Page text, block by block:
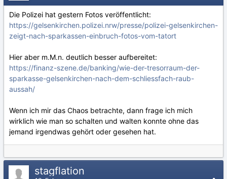
Die Polizei hat gestern Fotos veröffentlicht:
https://gelsenkirchen.polizei.nrw/presse/polizei-gelsenkirchen-
zeigt-nach-sparkassen-einbruch-fotos-vom-tatort
Hier aber m.M.n. deutlich besser aufbereitet:
https://finanz-szene.de/banking/wie-der-tresorraum-der-
sparkasse-gelsenkirchen-nach-dem-schliessfach-raub-
aussah/
Wenn ich mir das Chaos betrachte, dann frage ich mich
wirklich wie man so schalten und walten konnte ohne das
jemand irgendwas gehört oder gesehen hat.
stagflation